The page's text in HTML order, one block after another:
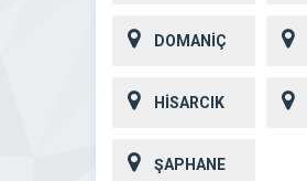
DOMANİÇ
HİSARCIK
ŞAPHANE